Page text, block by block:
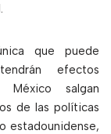
que puede
efectos
México salgan
de las políticas
estadounidense,